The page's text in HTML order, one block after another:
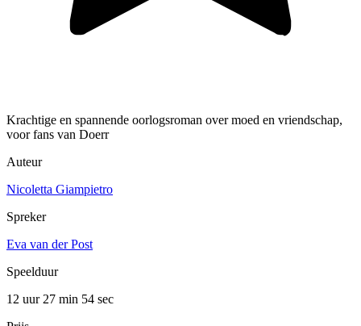
Krachtige en spannende oorlogsroman over moed en vriendschap,
voor fans van Doerr
Auteur
Nicoletta Giampietro
Spreker
Eva van der Post
Speelduur
12 uur 27 min 54 sec